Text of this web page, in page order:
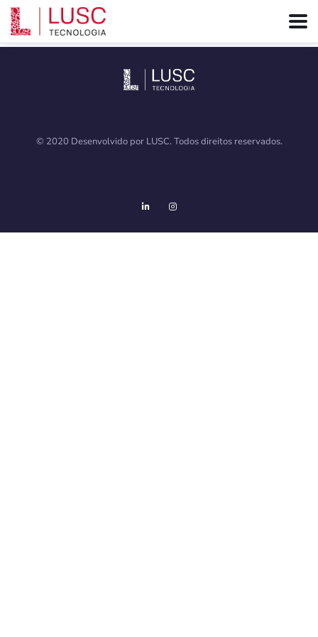
© 2020 Desenvolvido por LUSC. Todos direitos reservados.